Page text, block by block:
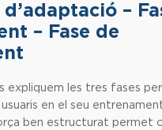
–
– Fase de
expliquem les tres fases
en el seu
ben estructurat permet